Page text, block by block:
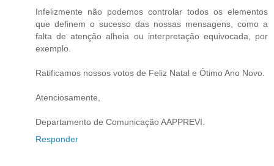
Infelizmente não podemos controlar todos os elementos
que definem o sucesso das nossas mensagens, como a
falta de atenção alheia ou interpretação equivocada, por
exemplo.
Ratificamos nossos votos de Feliz Natal e Ótimo Ano Novo.
Atenciosamente,
Departamento de Comunicação AAPPREVI.
Responder